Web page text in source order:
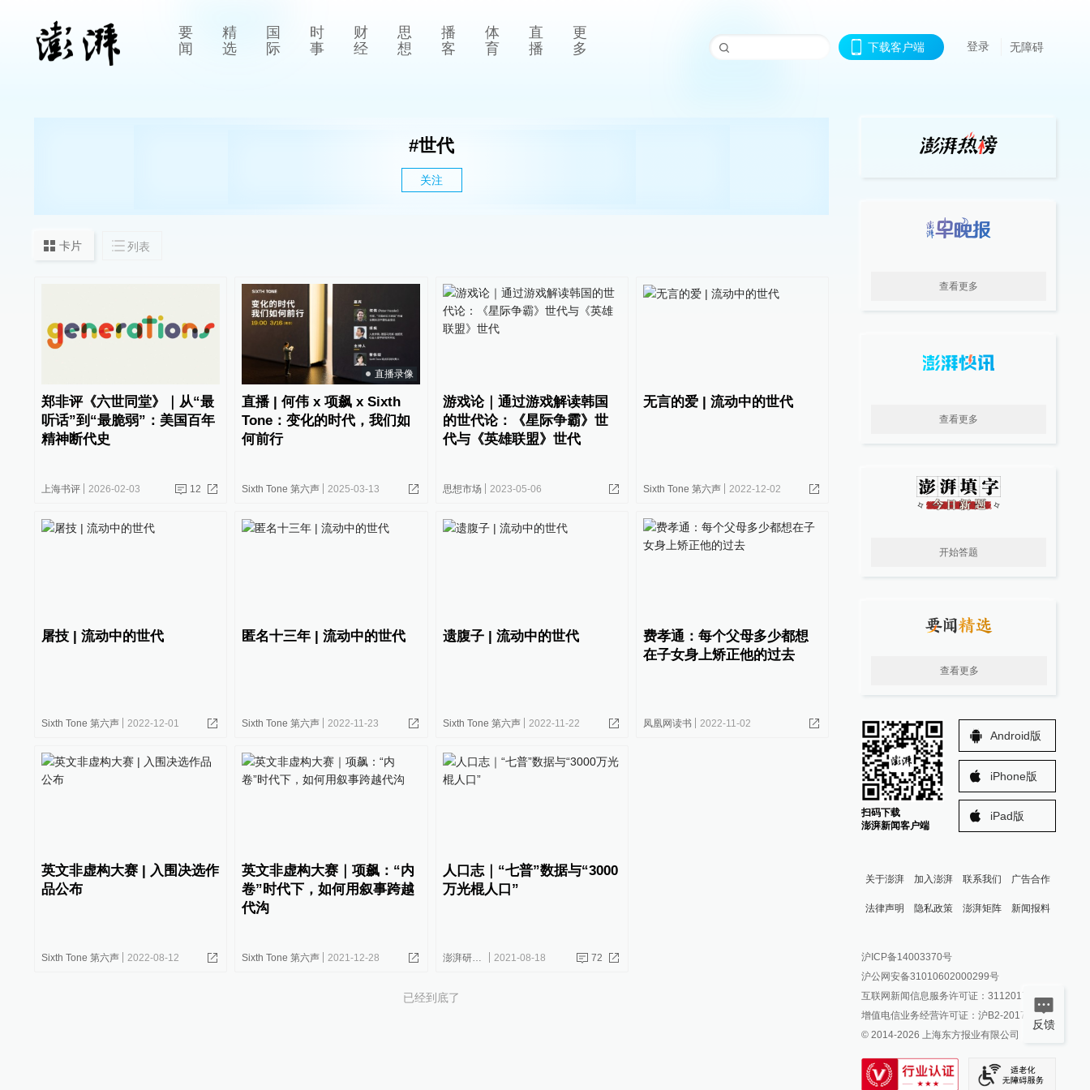
要
闻
精
选
国
际
时
事
财
经
思
想
播
客
体
育
直
播
更
多
下载客户端 登录 无障碍
#世代
关注
卡片 列表
郑非评《六世同堂》｜从“最
听话”到“最脆弱”：美国百年
精神断代史
上海书评 2026-02-03 12
直播录像
直播 | 何伟 x 项飙 x Sixth
Tone：变化的时代，我们如
何前行
Sixth Tone 第六声 2025-03-13
游戏论｜通过游戏解读韩国
的世代论：《星际争霸》世
代与《英雄联盟》世代
思想市场 2023-05-06
无言的爱 | 流动中的世代
Sixth Tone 第六声 2022-12-02
屠技 | 流动中的世代
Sixth Tone 第六声 2022-12-01
匿名十三年 | 流动中的世代
Sixth Tone 第六声 2022-11-23
遗腹子 | 流动中的世代
Sixth Tone 第六声 2022-11-22
费孝通：每个父母多少都想
在子女身上矫正他的过去
凤凰网读书 2022-11-02
英文非虚构大赛 | 入围决选作
品公布
Sixth Tone 第六声 2022-08-12
英文非虚构大赛｜项飙：“内
卷”时代下，如何用叙事跨越
代沟
Sixth Tone 第六声 2021-12-28
人口志｜“七普”数据与“3000
万光棍人口”
澎湃研究所 2021-08-18 72
已经到底了
查看更多
查看更多
开始答题
查看更多
扫码下载
澎湃新闻客户端
Android版
iPhone版
iPad版
关于澎湃 加入澎湃 联系我们 广告合作
法律声明 隐私政策 澎湃矩阵
澎湃新闻公众号
澎湃新闻抖音号
派生万物开放平台
IP SHANGHAI
SIXTH TONE
新闻报料
报料邮箱: news@thepaper.cn
沪ICP备14003370号
沪公网安备31010602000299号
互联网新闻信息服务许可证：31120170006
增值电信业务经营许可证：沪B2-2017116
© 2014-2026 上海东方报业有限公司
反馈